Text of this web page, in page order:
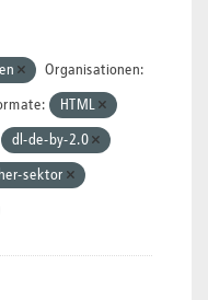
Organisationen:
HTML
dl-de-by-2.0
sektor